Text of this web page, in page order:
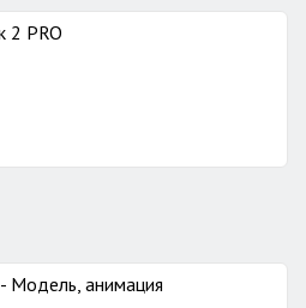
2 PRO
Модель, анимация